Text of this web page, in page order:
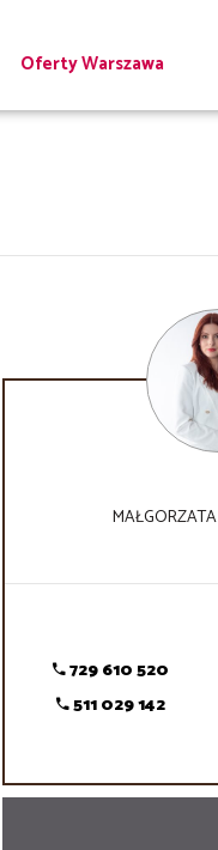
Oferty Warszawa
MAŁGORZATA
729 610 520
511 029 142